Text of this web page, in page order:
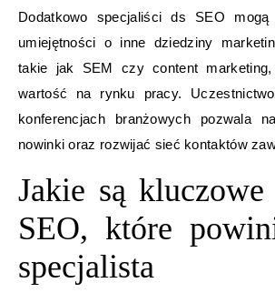
Dodatkowo specjaliści ds SEO
umiejętności o inne dziedziny
takie jak SEM czy content
wartość na rynku pracy.
konferencjach branżowych pozwala
nowinki oraz rozwijać sieć kontaktów
Jakie są kluczowe
SEO, które
specjalista